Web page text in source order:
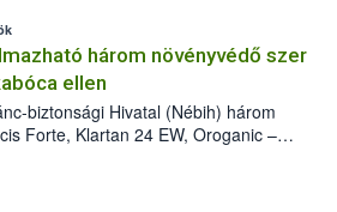
az intézkedéseket a szlovák
a terjedés megállítása érdekében.
három növényvédő szer
ellen
biztonsági Hivatal (Nébih) három
Forte, Klartan 24 EW, Oroganic –
így azok a szüretet követően,
(BBCH 91) stádiumáig